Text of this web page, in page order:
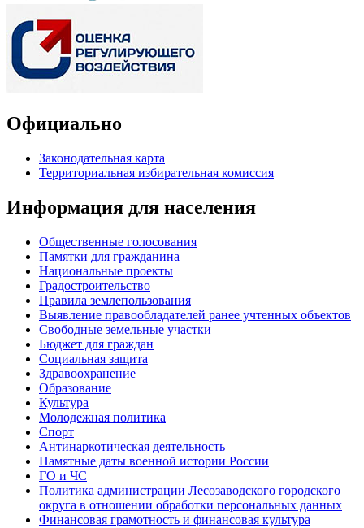
Официально
Законодательная карта
Территориальная избирательная комиссия
Информация для населения
Общественные голосования
Памятки для гражданина
Национальные проекты
Градостроительство
Правила землепользования
Выявление правообладателей ранее учтенных объектов
Свободные земельные участки
Бюджет для граждан
Социальная защита
Здравоохранение
Образование
Культура
Молодежная политика
Спорт
Антинаркотическая деятельность
Памятные даты военной истории России
ГО и ЧС
Политика администрации Лесозаводского городского
округа в отношении обработки персональных данных
Финансовая грамотность и финансовая культура